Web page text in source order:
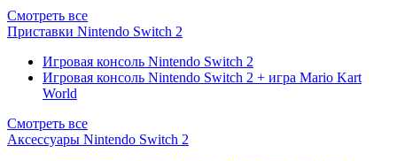
Смотреть все
Приставки Nintendo Switch 2
Игровая консоль Nintendo Switch 2
Игровая консоль Nintendo Switch 2 + игра Mario Kart
World
Смотреть все
Аксессуары Nintendo Switch 2